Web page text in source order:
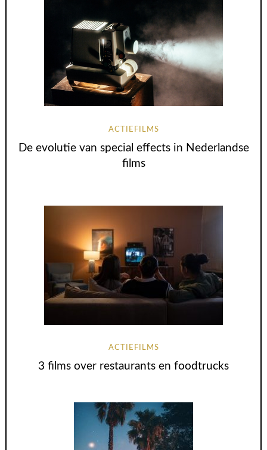
ACTIEFILMS
De evolutie van special effects in Nederlandse
films
ACTIEFILMS
3 films over restaurants en foodtrucks